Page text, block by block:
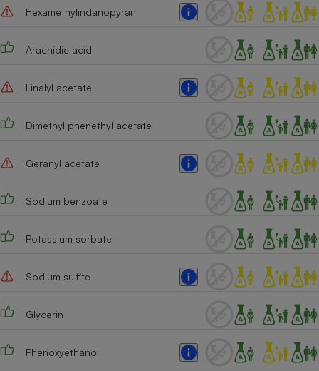
Hexamethylindanopyran
Arachidic acid
Linalyl acetate
Dimethyl phenethyl acetate
Geranyl acetate
Sodium benzoate
Potassium sorbate
Sodium sulfite
Glycerin
Phenoxyethanol